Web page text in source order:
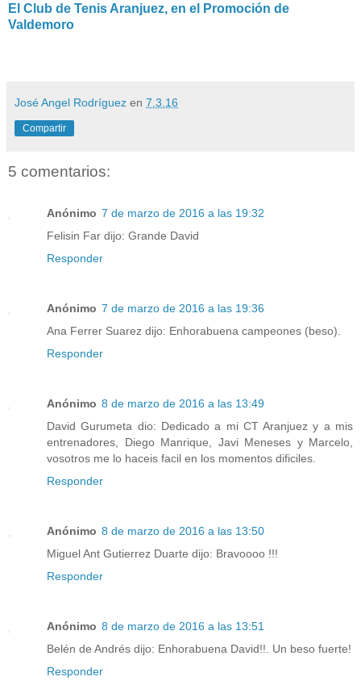
El Club de Tenis Aranjuez, en el Promoción de
Valdemoro
José Angel Rodríguez en 7.3.16
Compartir
5 comentarios:
Anónimo 7 de marzo de 2016 a las 19:32
Felisin Far dijo: Grande David
Responder
Anónimo 7 de marzo de 2016 a las 19:36
Ana Ferrer Suarez dijo: Enhorabuena campeones (beso).
Responder
Anónimo 8 de marzo de 2016 a las 13:49
David Gurumeta dio: Dedicado a mi CT Aranjuez y a mis
entrenadores, Diego Manrique, Javi Meneses y Marcelo,
vosotros me lo haceis facil en los momentos dificiles.
Responder
Anónimo 8 de marzo de 2016 a las 13:50
Miguel Ant Gutierrez Duarte dijo: Bravoooo !!!
Responder
Anónimo 8 de marzo de 2016 a las 13:51
Belén de Andrés dijo: Enhorabuena David!!. Un beso fuerte!
Responder